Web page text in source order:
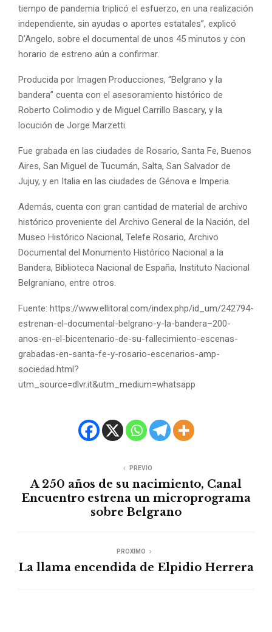
tiempo de pandemia triplicó el esfuerzo, en una realización
independiente, sin ayudas o aportes estatales”, explicó
D’Angelo, sobre el documental de unos 45 minutos y con
horario de estreno aún a confirmar.
Producida por Imagen Producciones, “Belgrano y la
bandera” cuenta con el asesoramiento histórico de
Roberto Colimodio y de Miguel Carrillo Bascary, y la
locución de Jorge Marzetti.
Fue grabada en las ciudades de Rosario, Santa Fe, Buenos
Aires, San Miguel de Tucumán, Salta, San Salvador de
Jujuy, y en Italia en las ciudades de Génova e Imperia.
Además, cuenta con gran cantidad de material de archivo
histórico proveniente del Archivo General de la Nación, del
Museo Histórico Nacional, Telefe Rosario, Archivo
Documental del Monumento Histórico Nacional a la
Bandera, Biblioteca Nacional de España, Instituto Nacional
Belgraniano, entre otros.
Fuente: https://www.ellitoral.com/index.php/id_um/242794-
estrenan-el-documental-belgrano-y-la-bandera–200-
anos-en-el-bicentenario-de-su-fallecimiento-escenas-
grabadas-en-santa-fe-y-rosario-escenarios-amp-
sociedad.html?
utm_source=dlvr.it&utm_medium=whatsapp
PREVIO
A 250 años de su nacimiento, Canal
Encuentro estrena un microprograma
sobre Belgrano
PROXIMO
La llama encendida de Elpidio Herrera